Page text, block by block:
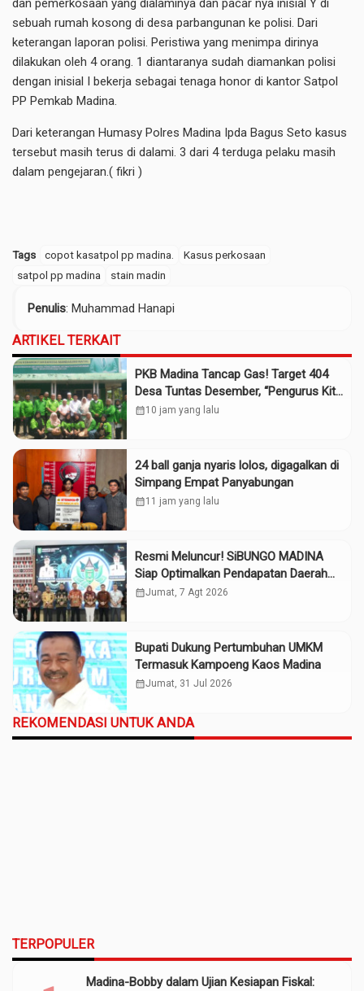
dan pemerkosaan yang dialaminya dan pacar nya inisial Y di
sebuah rumah kosong di desa parbangunan ke polisi. Dari
keterangan laporan polisi. Peristiwa yang menimpa dirinya
dilakukan oleh 4 orang. 1 diantaranya sudah diamankan polisi
dengan inisial I bekerja sebagai tenaga honor di kantor Satpol
PP Pemkab Madina.
Dari keterangan Humasy Polres Madina Ipda Bagus Seto kasus
tersebut masih terus di dalami. 3 dari 4 terduga pelaku masih
dalam pengejaran.( fikri )
Tags copot kasatpol pp madina.
Kasus perkosaan
satpol pp madina
stain madin
Penulis: Muhammad Hanapi
ARTIKEL TERKAIT
PKB Madina Tancap Gas! Target 404
Desa Tuntas Desember, “Pengurus Kita
Adalah Tokoh”
calendar_month10 jam yang lalu
24 ball ganja nyaris lolos, digagalkan di
Simpang Empat Panyabungan
calendar_month11 jam yang lalu
Resmi Meluncur! SiBUNGO MADINA
Siap Optimalkan Pendapatan Daerah
Madina
calendar_monthJumat, 7 Agt 2026
Bupati Dukung Pertumbuhan UMKM
Termasuk Kampoeng Kaos Madina
calendar_monthJumat, 31 Jul 2026
REKOMENDASI UNTUK ANDA
TERPOPULER
Madina-Bobby dalam Ujian Kesiapan Fiskal: